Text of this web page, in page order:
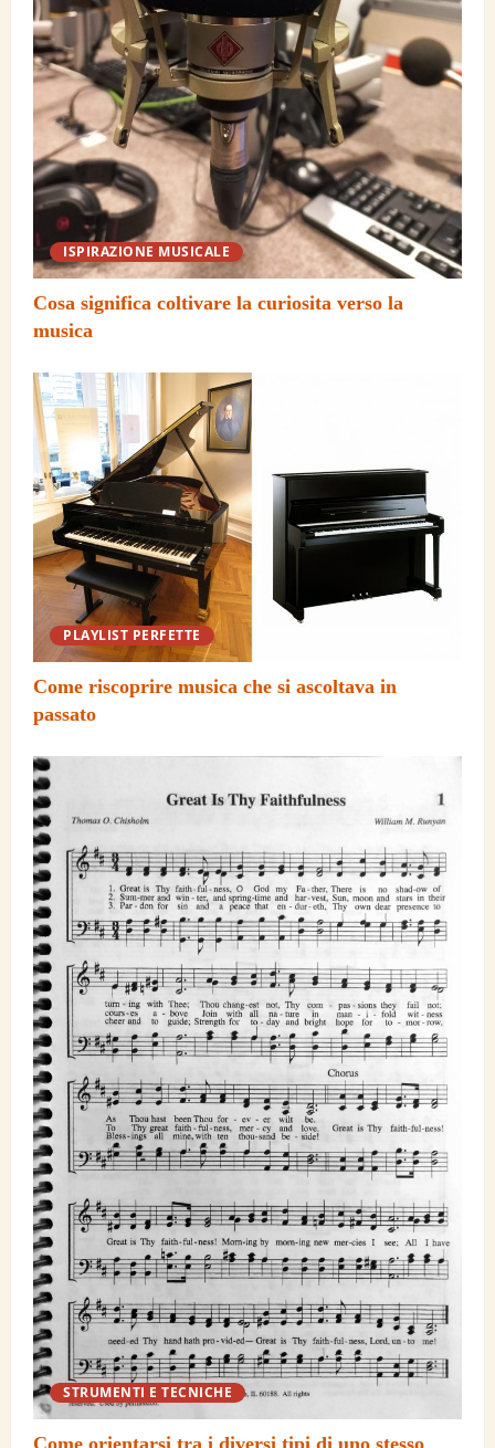
5
Come mantenere la costanza nello
studio della musica
ISPIRAZIONE MUSICALE
Cosa significa coltivare la curiosita verso la
musica
PLAYLIST PERFETTE
Come riscoprire musica che si ascoltava in
passato
STRUMENTI E TECNICHE